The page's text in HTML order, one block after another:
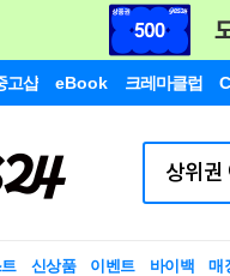
고샵 eBook 크레마클럽
신상품 이벤트 바이백 매